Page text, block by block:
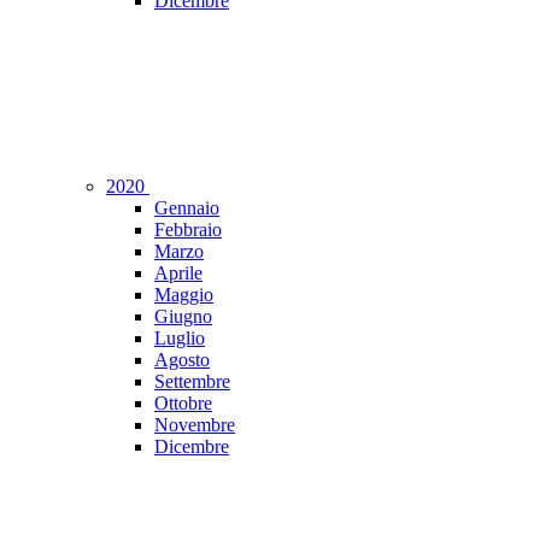
2020
Gennaio
Febbraio
Marzo
Aprile
Maggio
Giugno
Luglio
Agosto
Settembre
Ottobre
Novembre
Dicembre